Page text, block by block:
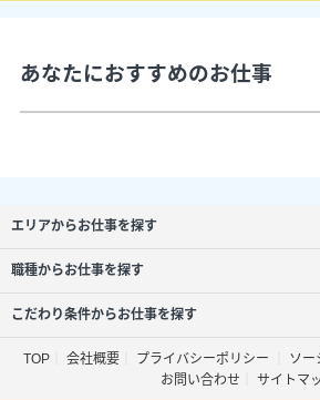
あなたにおすすめのお仕事
エリアからお仕事を探す
職種からお仕事を探す
こだわり条件からお仕事を探す
TOP 会社概要 プライバシーポリシー
ソー
お問い合わせ
サイトマ